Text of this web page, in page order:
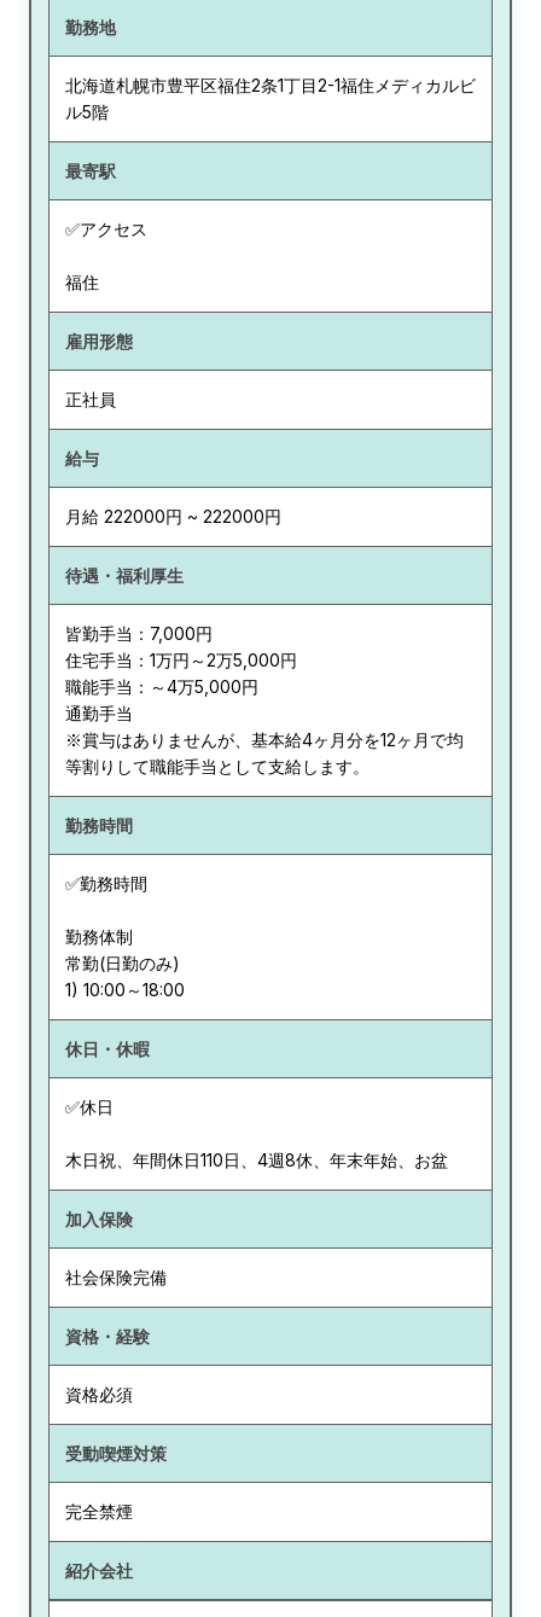
勤務地
北海道札幌市豊平区福住2条1丁目2-1福住メディカルビ
ル5階
最寄駅
✅アクセス
福住
雇用形態
正社員
給与
月給 222000円 ~ 222000円
待遇・福利厚生
皆勤手当：7,000円
住宅手当：1万円～2万5,000円
職能手当：～4万5,000円
通勤手当
※賞与はありませんが、基本給4ヶ月分を12ヶ月で均
等割りして職能手当として支給します。
勤務時間
✅勤務時間
勤務体制
常勤(日勤のみ)
休日・休暇
✅休日
木日祝、年間休日110日、4週8休、年末年始、お盆
加入保険
社会保険完備
資格・経験
資格必須
受動喫煙対策
完全禁煙
紹介会社